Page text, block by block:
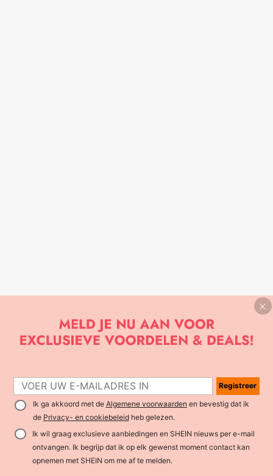
Registreer
Ik ga akkoord met de Algemene voorwaarden en bevestig dat ik
de Privacy- en cookiebeleidheb gelezen.
Ik wil graag exclusieve aanbiedingen en SHEIN nieuws per e-mail
ontvangen. Ik begrijp dat ik op elk gewenst moment contact kan
opnemen met SHEIN om me af te melden.